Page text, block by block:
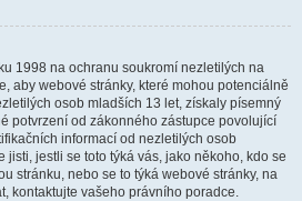
1998 na ochranu soukromí nezletilých na
aby webové stránky, které mohou potenciálně
osob mladších 13 let, získaly písemný
potvrzení od zákonného zástupce povolující
informací od nezletilých osob
jisti, jestli se toto týká vás, jako někoho, kdo se
stránku, nebo se to týká webové stránky, na
kontaktujte vašeho právního poradce.